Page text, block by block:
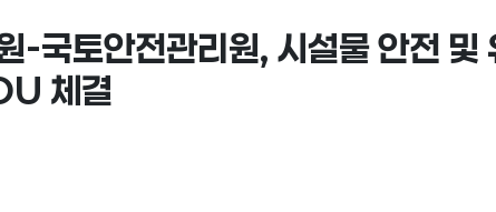
-국토안전관리원, 시설물 안전 및
체결